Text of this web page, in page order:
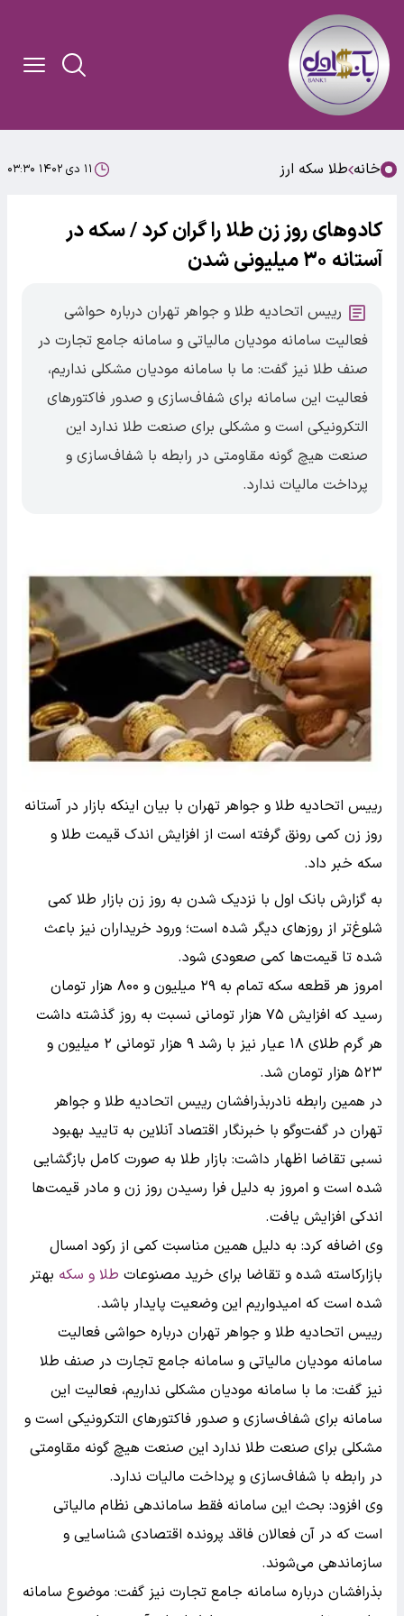
خانه طلا سکه ارز ۱۱ دی ۱۴۰۲ ۰۳:۳۰
کادوهای روز زن طلا را گران کرد / سکه در
آستانه ۳۰ میلیونی شدن
رییس اتحادیه طلا و جواهر تهران درباره حواشی
فعالیت سامانه مودیان مالیاتی و سامانه جامع تجارت در
صنف طلا نیز گفت: ما با سامانه مودیان مشکلی نداریم،
فعالیت این سامانه برای شفاف‌سازی و صدور فاکتورهای
التکرونیکی است و مشکلی برای صنعت طلا ندارد این
صنعت هیچ گونه مقاومتی در رابطه با شفاف‌سازی و
پرداخت مالیات ندارد.
رییس اتحادیه طلا و جواهر تهران با بیان اینکه بازار در آستانه
روز زن کمی رونق گرفته است از افزایش اندک قیمت طلا و
سکه خبر داد.
به گزارش بانک اول با نزدیک شدن به روز زن بازار طلا کمی
شلوغ‌تر از روزهای دیگر شده است؛ ورود خریداران نیز باعث
شده تا قیمت‌ها کمی صعودی شود.
امروز هر قطعه سکه تمام به ۲۹ میلیون و ۸۰۰ هزار تومان
رسید که افزایش ۷۵ هزار تومانی نسبت به روز گذشته داشت
هر گرم طلای ۱۸ عیار نیز با رشد ۹ هزار تومانی ۲ میلیون و
۵۲۳ هزار تومان شد.
در همین رابطه نادربذرافشان رییس اتحادیه طلا و جواهر
تهران در گفت‌وگو با خبرنگار اقتصاد آنلاین به تایید بهبود
نسبی تقاضا اظهار داشت: بازار طلا به صورت کامل بازگشایی
شده است و امروز به دلیل فرا رسیدن روز زن و مادر قیمت‌ها
اندکی افزایش یافت.
وی اضافه کرد: به دلیل همین مناسبت کمی از رکود امسال
بازارکاسته شده و تقاضا برای خرید مصنوعات طلا و سکه بهتر
شده است که امیدواریم این وضعیت پایدار باشد.
رییس اتحادیه طلا و جواهر تهران درباره حواشی فعالیت
سامانه مودیان مالیاتی و سامانه جامع تجارت در صنف طلا
نیز گفت: ما با سامانه مودیان مشکلی نداریم، فعالیت این
سامانه برای شفاف‌سازی و صدور فاکتورهای التکرونیکی است و
مشکلی برای صنعت طلا ندارد این صنعت هیچ گونه مقاومتی
در رابطه با شفاف‌سازی و پرداخت مالیات ندارد.
وی افزود: بحث این سامانه فقط ساماندهی نظام مالیاتی
است که در آن فعالان فاقد پرونده اقتصادی شناسایی و
سازماندهی می‌شوند.
بذرافشان درباره سامانه جامع تجارت نیز گفت: موضوع سامانه